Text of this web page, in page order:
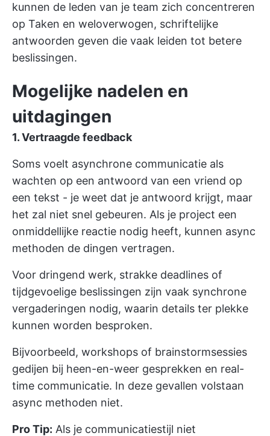
kunnen de leden van je team zich concentreren
op Taken en weloverwogen, schriftelijke
antwoorden geven die vaak leiden tot betere
beslissingen.
Mogelijke nadelen en
uitdagingen
1. Vertraagde feedback
Soms voelt asynchrone communicatie als
wachten op een antwoord van een vriend op
een tekst - je weet dat je antwoord krijgt, maar
het zal niet snel gebeuren. Als je project een
onmiddellijke reactie nodig heeft, kunnen async
methoden de dingen vertragen.
Voor dringend werk, strakke deadlines of
tijdgevoelige beslissingen zijn vaak synchrone
vergaderingen nodig, waarin details ter plekke
kunnen worden besproken.
Bijvoorbeeld, workshops of brainstormsessies
gedijen bij heen-en-weer gesprekken en real-
time communicatie. In deze gevallen volstaan
async methoden niet.
Pro Tip: Als je communicatiestijl niet